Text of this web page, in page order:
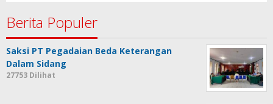
Berita Populer
Saksi PT Pegadaian Beda Keterangan
Dalam Sidang
27753 Dilihat